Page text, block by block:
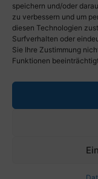
speichern und/oder
zu verbessern und um
diesen Technologien
Surfverhalten oder
Sie Ihre Zustimmung
Funktionen
wichtige